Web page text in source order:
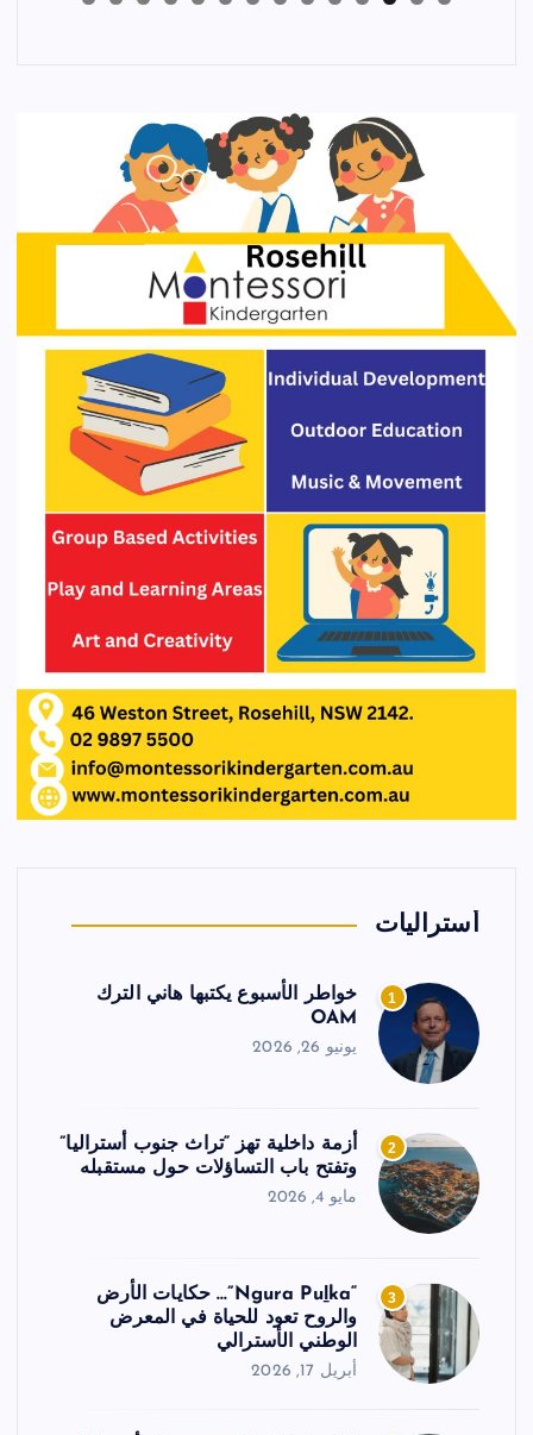
أستراليات
1
خواطر الأسبوع يكتبها هاني الترك
OAM
يونيو 26, 2026
2
أزمة داخلية تهز “تراث جنوب أستراليا”
وتفتح باب التساؤلات حول مستقبله
مايو 4, 2026
3
“Ngura Puḻka”… حكايات الأرض
والروح تعود للحياة في المعرض
الوطني الأسترالي
أبريل 17, 2026